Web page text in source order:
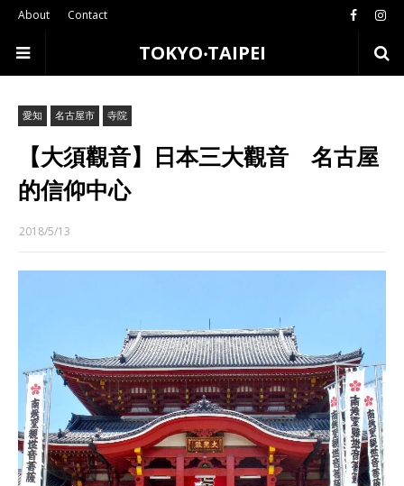
About Contact
TOKYO‧TAIPEI
愛知 名古屋市 寺院
【大須觀音】日本三大觀音 名古屋
的信仰中心
2018/5/13